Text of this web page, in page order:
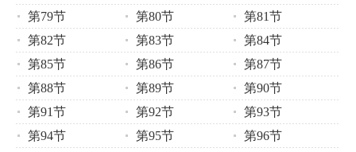
第79节
第80节
第81节
第82节
第83节
第84节
第85节
第86节
第87节
第88节
第89节
第90节
第91节
第92节
第93节
第94节
第95节
第96节